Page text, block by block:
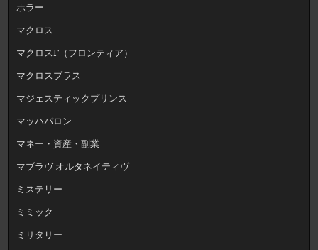
ホラー
マクロス
マクロスF（フロンティア）
マクロスプラス
マジェスティックプリンス
マッハバロン
マネー・資産・副業
マブラヴ オルタネイティヴ
ミステリー
ミミック
ミリタリー